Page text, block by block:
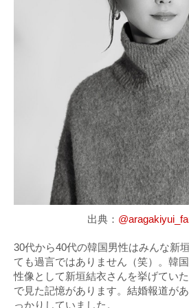
出典：
30代から40代の韓国男性はみんな新
ても過言ではありません（笑）。韓
性像として新垣結衣さんを挙げてい
で見た記憶があります。結婚報道が
っかりしていました。